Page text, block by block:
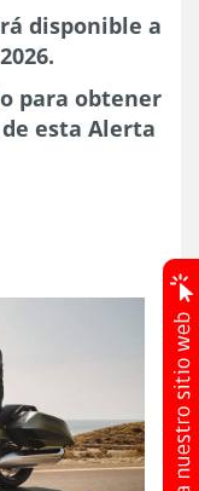
disponible a
para obtener
esta Alerta